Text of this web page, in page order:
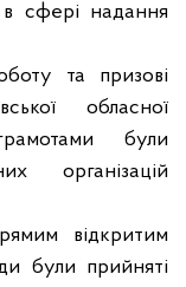
в сфері надання
та призові
обласної
були
організацій
відкритим
були прийняті